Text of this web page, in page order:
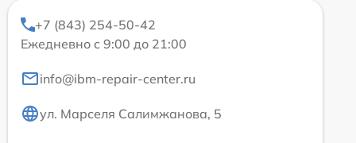
+7 (843) 254-50-42
Ежедневно с 9:00 до 21:00
info@ibm-repair-center.ru
ул. Марселя Салимжанова, 5